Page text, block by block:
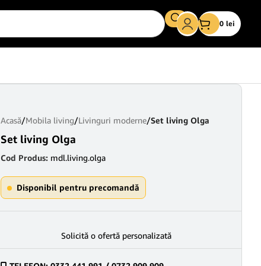
0 lei
Acasă/Mobila living/Livinguri moderne/Set living Olga
Set living Olga
Cod Produs: mdl.living.olga
Disponibil pentru precomandă
Solicită o ofertă personalizată